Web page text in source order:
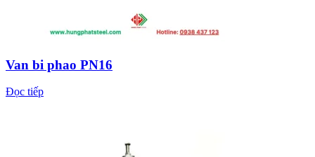
Van bi phao PN16
Đọc tiếp